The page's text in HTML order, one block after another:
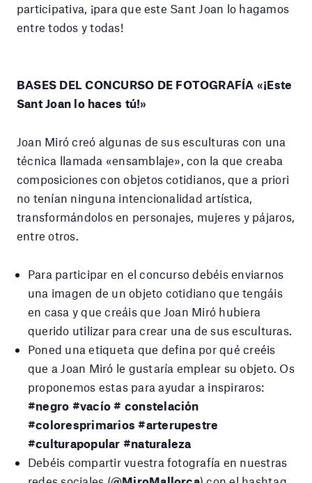
participativa, ¡para que este Sant Joan lo hagamos
entre todos y todas!
BASES DEL CONCURSO DE FOTOGRAFÍA «¡Este
Sant Joan lo haces tú!»
Joan Miró creó algunas de sus esculturas con una
técnica llamada «ensamblaje», con la que creaba
composiciones con objetos cotidianos, que a priori
no tenían ninguna intencionalidad artística,
transformándolos en personajes, mujeres y pájaros,
entre otros.
Para participar en el concurso debéis enviarnos
una imagen de un objeto cotidiano que tengáis
en casa y que creáis que Joan Miró hubiera
querido utilizar para crear una de sus esculturas.
Poned una etiqueta que defina por qué creéis
que a Joan Miró le gustaría emplear su objeto. Os
proponemos estas para ayudar a inspiraros:
#negro #vacío # constelación
#coloresprimarios #arterupestre
#culturapopular #naturaleza
Debéis compartir vuestra fotografía en nuestras